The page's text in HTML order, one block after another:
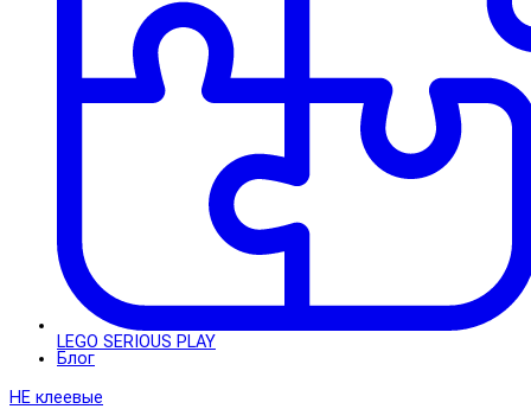
LEGO SERIOUS PLAY
Блог
НЕ клеевые